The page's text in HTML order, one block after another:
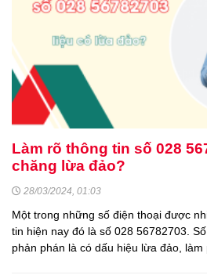
Làm rõ thông tin số 028
chăng lừa đảo?
28/03/2024, 01:03
Một trong những số điện thoại được
tin hiện nay đó là số 028 56782703.
phản phán là có dấu hiệu lừa đảo,